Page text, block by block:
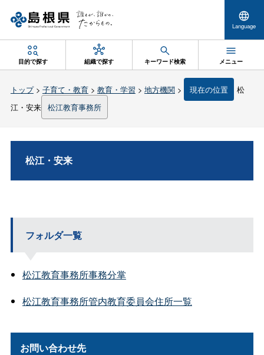
Language
目的で探す 組織で探す キーワード検索 メニュー
トップ> 子育て・教育> 教育・学習 > 地方機関> 現在の位置
松
江・安来 松江教育事務所
松江・安来
フォルダ一覧
松江教育事務所事務分掌
松江教育事務所管内教育委員会住所一覧
お問い合わせ先